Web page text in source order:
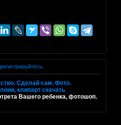
.
Сделай сам. Фото.
клипарт скачать
Вашего ребенка, фотошоп.